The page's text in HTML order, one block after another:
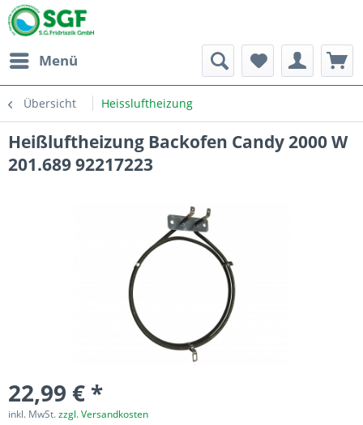
Menü
Übersicht Heissluftheizung
Heißluftheizung Backofen Candy 2000 W
201.689 92217223
22,99 € *
inkl. MwSt.zzgl. Versandkosten